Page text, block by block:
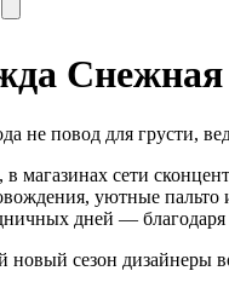
Снежная
не повод для грусти,
магазинах сети
уютные
дней —
сезон дизайнеры